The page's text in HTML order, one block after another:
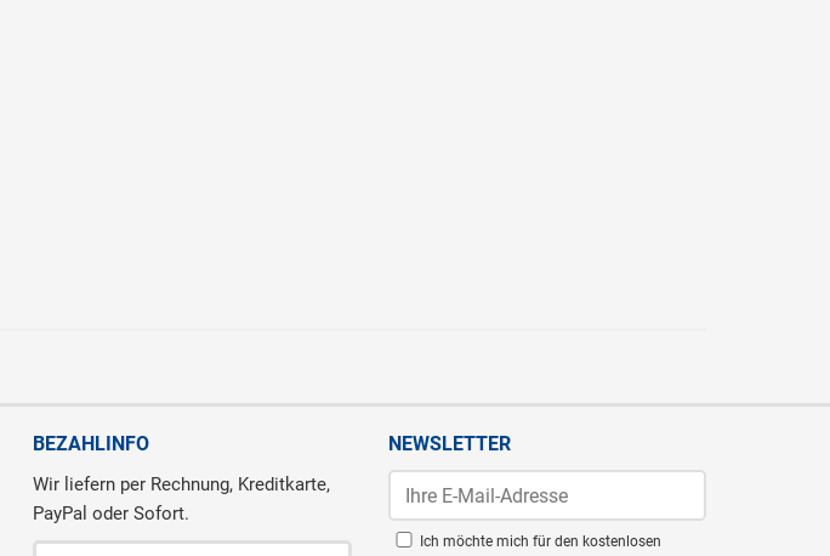
BEZAHLINFO
Wir liefern per Rechnung, Kreditkarte,
PayPal oder Sofort.
NEWSLETTER
Ich möchte mich für den kostenlosen